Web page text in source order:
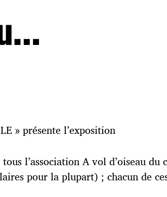
» présente l’exposition
l’association A vol d’oiseau
pour la plupart) ; chacun de